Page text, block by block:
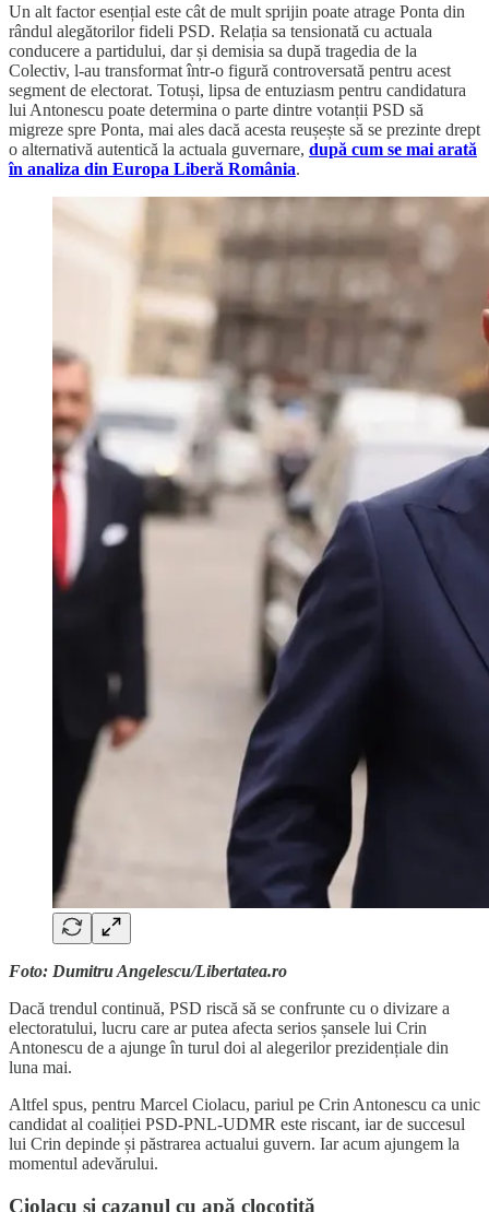
Un alt factor esențial este cât de mult sprijin poate atrage Ponta din
rândul alegătorilor fideli PSD. Relația sa tensionată cu actuala
conducere a partidului, dar și demisia sa după tragedia de la
Colectiv, l-au transformat într-o figură controversată pentru acest
segment de electorat. Totuși, lipsa de entuziasm pentru candidatura
lui Antonescu poate determina o parte dintre votanții PSD să
migreze spre Ponta, mai ales dacă acesta reușește să se prezinte drept
o alternativă autentică la actuala guvernare, după cum se mai arată
în analiza din Europa Liberă România.
Foto: Dumitru Angelescu/Libertatea.ro
Dacă trendul continuă, PSD riscă să se confrunte cu o divizare a
electoratului, lucru care ar putea afecta serios șansele lui Crin
Antonescu de a ajunge în turul doi al alegerilor prezidențiale din
luna mai.
Altfel spus, pentru Marcel Ciolacu, pariul pe Crin Antonescu ca unic
candidat al coaliției PSD-PNL-UDMR este riscant, iar de succesul
lui Crin depinde și păstrarea actualui guvern. Iar acum ajungem la
momentul adevărului.
Ciolacu și cazanul cu apă clocotită